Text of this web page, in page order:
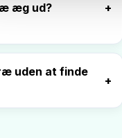
æg ud?
uden at finde